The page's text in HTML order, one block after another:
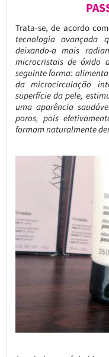
Trata-se, de acordo
tecnologia avançada
deixando-a mais
microcristais de óxido
seguinte forma:
da microcirculação
superfície da pele,
uma aparência
poros, pois
formam naturalmente